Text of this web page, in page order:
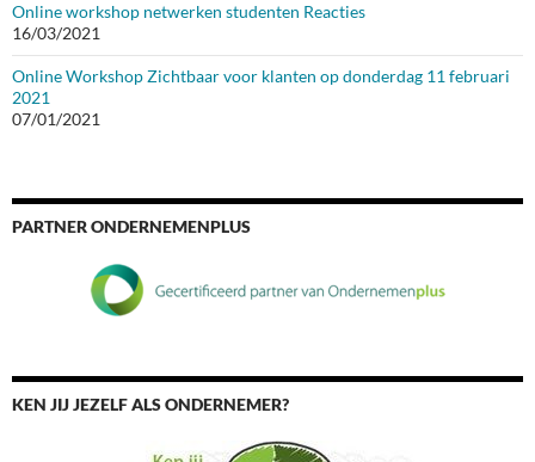
Online workshop netwerken studenten Reacties
16/03/2021
Online Workshop Zichtbaar voor klanten op donderdag 11 februari
2021
07/01/2021
PARTNER ONDERNEMENPLUS
KEN JIJ JEZELF ALS ONDERNEMER?